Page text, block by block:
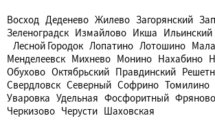
Восход Деденево Жилево Загорянский
Зеленоградск Измайлово Икша Ильинский
Лесной Городок Лопатино Лотошино
Менделеевск Михнево Монино Нахабино
Обухово Октябрьский Правдинский
Свердловск Северный Софрино Томилино
Уваровка Удельная Фосфоритный Фряново
Черкизово Черусти Шаховская